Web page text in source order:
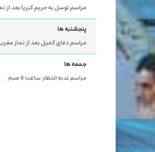
مراسم توسل به حریم کبریا بعد از
پنجشنبه ها
مراسم دعای کمیل بعد از نماز
جمعه ها
مراسم ندبه انتظار ساعت 6 صبح